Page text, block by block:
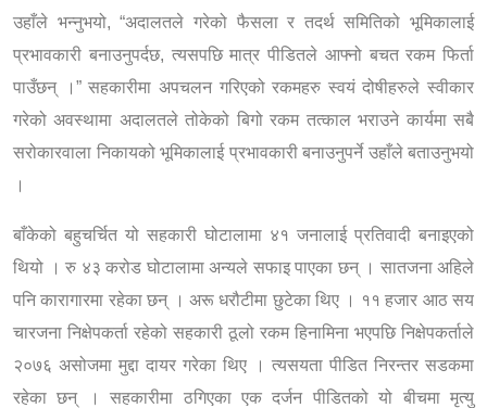
उहाँले भन्नुभयो, “अदालतले गरेको फैसला र तदर्थ समितिको भूमिकालाई
प्रभावकारी बनाउनुपर्दछ, त्यसपछि मात्र पीडितले आफ्नो बचत रकम फिर्ता
पाउँछन् ।” सहकारीमा अपचलन गरिएको रकमहरु स्वयं दोषीहरुले स्वीकार
गरेको अवस्थामा अदालतले तोकेको बिगो रकम तत्काल भराउने कार्यमा सबै
सरोकारवाला निकायको भूमिकालाई प्रभावकारी बनाउनुपर्ने उहाँले बताउनुभयो
।
बाँकेको बहुचर्चित यो सहकारी घोटालामा ४१ जनालाई प्रतिवादी बनाइएको
थियो । रु ४३ करोड घोटालामा अन्यले सफाइ पाएका छन् । सातजना अहिले
पनि कारागारमा रहेका छन् । अरू धरौटीमा छुटेका थिए । ११ हजार आठ सय
चारजना निक्षेपकर्ता रहेको सहकारी ठूलो रकम हिनामिना भएपछि निक्षेपकर्ताले
२०७६ असोजमा मुद्दा दायर गरेका थिए । त्यसयता पीडित निरन्तर सडकमा
रहेका छन् । सहकारीमा ठगिएका एक दर्जन पीडितको यो बीचमा मृत्यु